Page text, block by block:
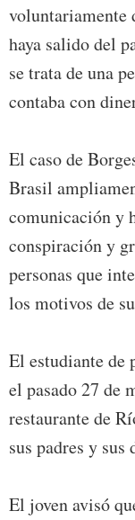
voluntariamente
haya salido del
se trata de una
contaba con
El caso de
Brasil
comunicación y
conspiración y
personas que
los motivos de
El estudiante
el pasado 27 de
restaurante de
sus padres y sus
El joven avisó